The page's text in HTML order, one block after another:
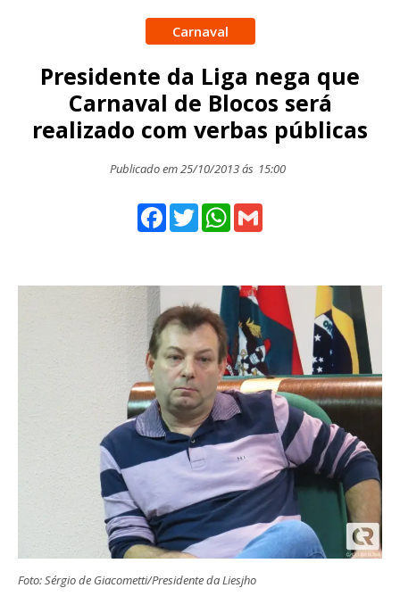
Carnaval
Presidente da Liga nega que
Carnaval de Blocos será
realizado com verbas públicas
Publicado em 25/10/2013 ás 15:00
Facebook
TwitterWhatsApp
Foto: Sérgio de Giacometti/Presidente da Liesjho